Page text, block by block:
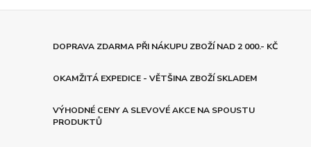
DOPRAVA ZDARMA PŘI NÁKUPU ZBOŽÍ NAD 2 000.- KČ
OKAMŽITÁ EXPEDICE - VĚTŠINA ZBOŽÍ SKLADEM
VÝHODNÉ CENY A SLEVOVÉ AKCE NA SPOUSTU
PRODUKTŮ